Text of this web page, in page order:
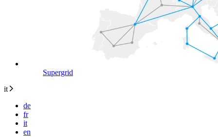
Supergrid
it
de
fr
it
en